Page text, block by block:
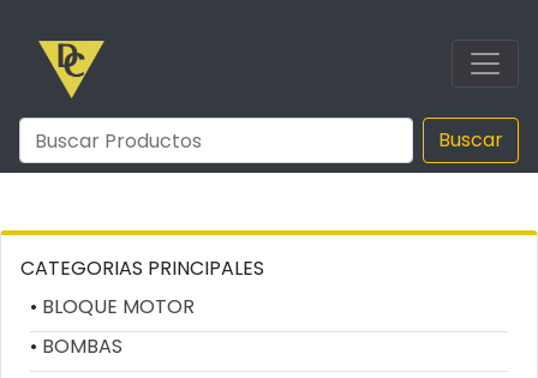
Buscar
CATEGORIAS PRINCIPALES
BLOQUE MOTOR
BOMBAS